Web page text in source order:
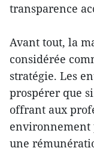
transparence
Avant tout, la
considérée
stratégie. Les
prospérer que
offrant aux
environnement
une